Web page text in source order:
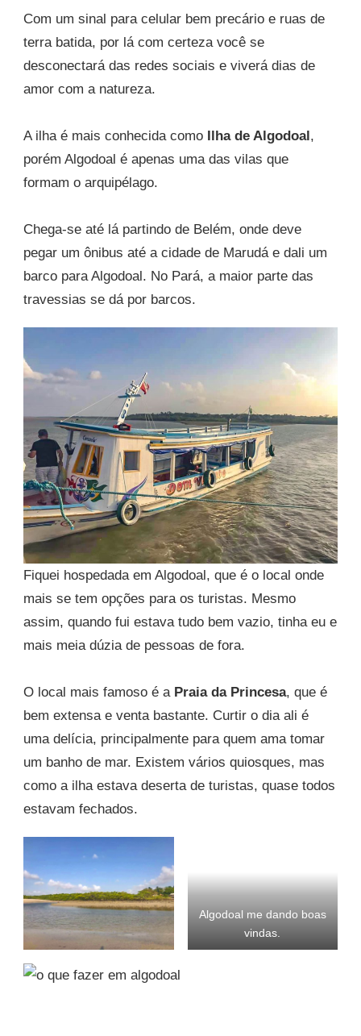
Com um sinal para celular bem precário e ruas de
terra batida, por lá com certeza você se
desconectará das redes sociais e viverá dias de
amor com a natureza.
A ilha é mais conhecida como Ilha de Algodoal ,
porém Algodoal é apenas uma das vilas que
formam o arquipélago.
Chega-se até lá partindo de Belém, onde deve
pegar um ônibus até a cidade de Marudá e dali um
barco para Algodoal. No Pará, a maior parte das
travessias se dá por barcos.
Fiquei hospedada em Algodoal, que é o local onde
mais se tem opções para os turistas. Mesmo
assim, quando fui estava tudo bem vazio, tinha eu e
mais meia dúzia de pessoas de fora.
O local mais famoso é a Praia da Princesa, que é
bem extensa e venta bastante. Curtir o dia ali é
uma delícia, principalmente para quem ama tomar
um banho de mar. Existem vários quiosques, mas
como a ilha estava deserta de turistas, quase todos
estavam fechados.
Algodoal me dando boas
vindas.